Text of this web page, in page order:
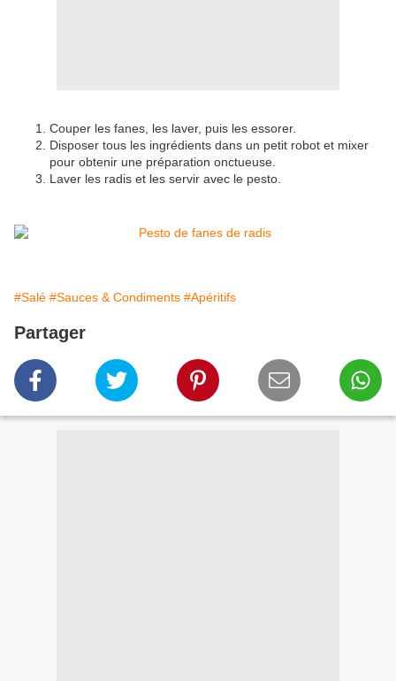
Couper les fanes, les laver, puis les essorer.
Disposer tous les ingrédients dans un petit robot et mixer
pour obtenir une préparation onctueuse.
Laver les radis et les servir avec le pesto.
#Salé #Sauces & Condiments #Apéritifs
Partager